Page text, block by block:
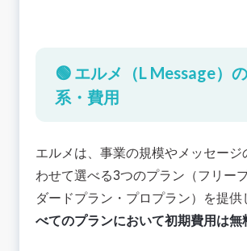
🟢 エルメ（L Message）
系・費用
エルメは、事業の規模やメッセージ
わせて選べる3つのプラン（フリー
ダードプラン・プロプラン）を提供
べてのプランにおいて初期費用は無